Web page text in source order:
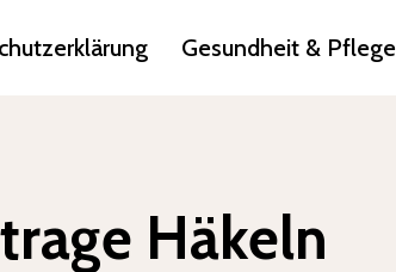
Gesundheit & Pflege
Häkeln